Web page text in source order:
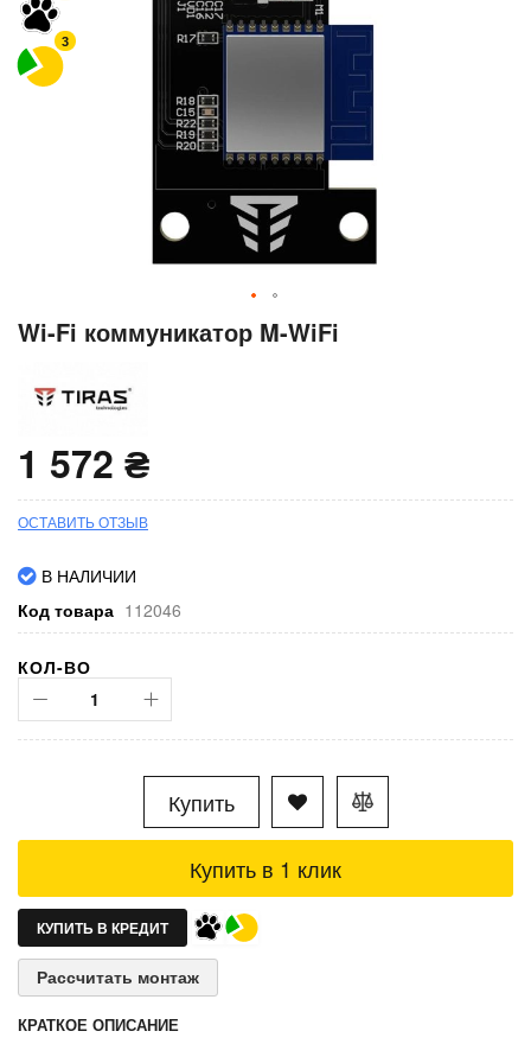
3
Перейти
галереи
изображений
Wi-Fi коммуникатор M-WiFi
1 572 ₴
ОСТАВИТЬ ОТЗЫВ
В НАЛИЧИИ
Код товара 112046
КОЛ-ВО
Купить
Купить в 1 клик
КУПИТЬ В КРЕДИТ
Рассчитать монтаж
КРАТКОЕ ОПИСАНИЕ